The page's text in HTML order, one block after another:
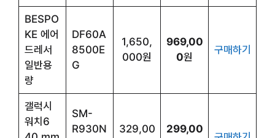
BESPO
KE 에어
드레서
일반용
량
DF60A
8500E
G
1,650,
000원
969,00
0원
구매하기
갤럭시
워치6
SM-
R930N
329,00
299,00